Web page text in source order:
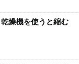
燥機を使うと縮む